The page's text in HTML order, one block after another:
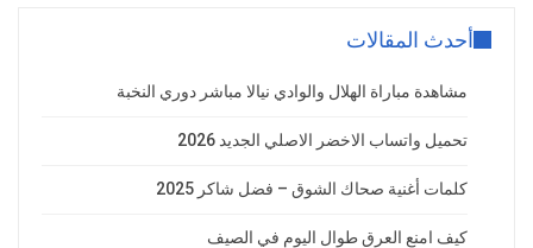
أحدث المقالات
مشاهدة مباراة الهلال والوادي نيالا مباشر دوري النخبة
تحميل واتساب الاخضر الاصلي الجديد 2026
كلمات أغنية صحاك الشوق – فضل شاكر 2025
كيف امنع العرق طوال اليوم في الصيف